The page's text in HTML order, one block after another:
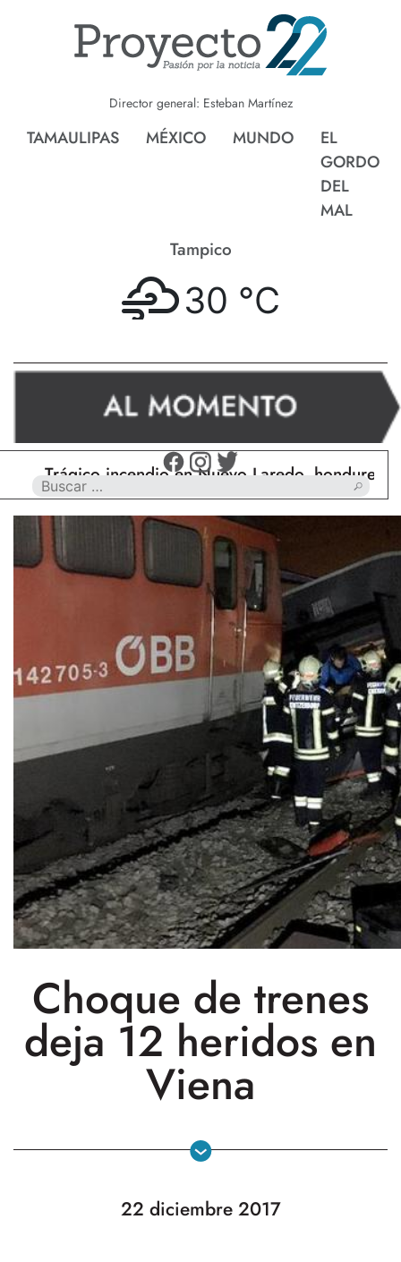
Director general: Esteban Martínez
TAMAULIPAS MÉXICO MUNDO
EL
GORDO
DEL
MAL
Tampico
30 °C
Trágico incendio en Nuevo Laredo, hondureño
Choque de trenes
deja 12 heridos en
Viena
22 diciembre 2017